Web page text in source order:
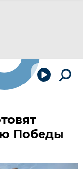
Победы